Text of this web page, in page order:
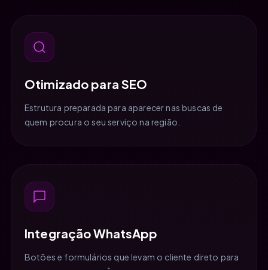
Otimizado para SEO
Estrutura preparada para aparecer nas buscas de
quem procura o seu serviço na região.
Integração WhatsApp
Botões e formulários que levam o cliente direto para